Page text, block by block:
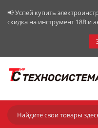
📢 Успей купить
скидка на инструмент 18В и